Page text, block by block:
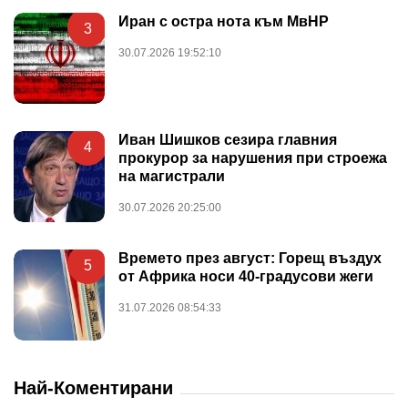
3 Иран с остра нота към МвНР
30.07.2026 19:52:10
4
Иван Шишков сезира главния
прокурор за нарушения при строежа
на магистрали
30.07.2026 20:25:00
5
Времето през август: Горещ въздух
от Африка носи 40-градусови жеги
31.07.2026 08:54:33
Най-Коментирани